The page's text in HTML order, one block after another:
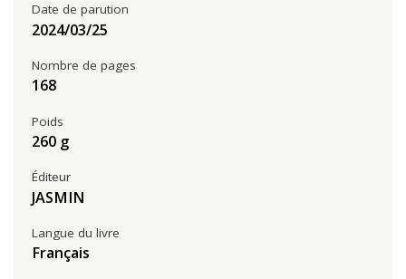
Date de parution
25‏/03‏/2024
Poids
260 g
Éditeur
JASMIN
Nombre de pages
168
Langue du livre
Français